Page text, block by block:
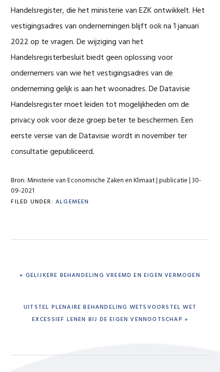
Handelsregister, die het ministerie van EZK ontwikkelt. Het
vestigingsadres van ondernemingen blijft ook na 1 januari
2022 op te vragen. De wijziging van het
Handelsregisterbesluit biedt geen oplossing voor
ondernemers van wie het vestigingsadres van de
onderneming gelijk is aan het woonadres. De Datavisie
Handelsregister moet leiden tot mogelijkheden om de
privacy ook voor deze groep beter te beschermen. Een
eerste versie van de Datavisie wordt in november ter
consultatie gepubliceerd.
Bron: Ministerie van Economische Zaken en Klimaat | publicatie | 30-
09-2021
FILED UNDER: ALGEMEEN
PREVIOUS
« GELIJKERE BEHANDELING VREEMD EN EIGEN VERMOGEN
NEXT
UITSTEL PLENAIRE BEHANDELING WETSVOORSTEL WET
EXCESSIEF LENEN BIJ DE EIGEN VENNOOTSCHAP »